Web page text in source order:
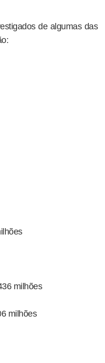
de algumas das
milhões
milhões